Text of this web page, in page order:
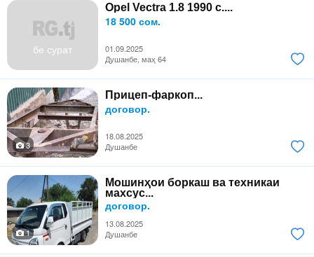
бе сурат
Opel Vectra 1.8 1990 с....
18 500 сом.
01.09.2025
Душанбе, маҳ 64
Прицеп-фаркоп...
договор.
18.08.2025
3
Душанбе
Мошинҳои боркаш ва техникаи
махсус...
договор.
13.08.2025
1
Душанбе